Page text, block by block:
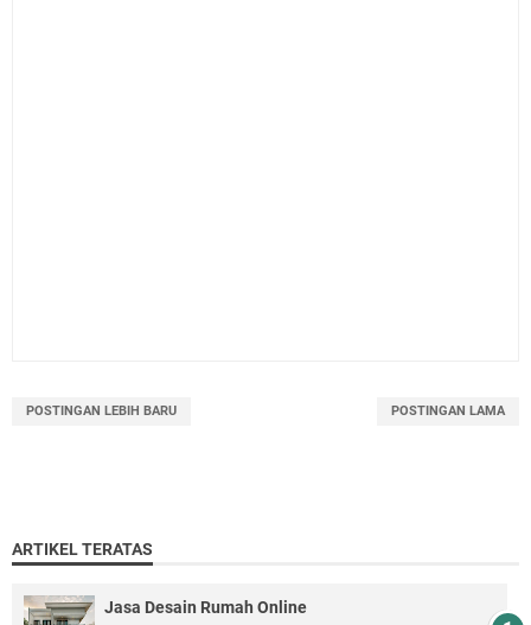
POSTINGAN LEBIH BARU POSTINGAN LAMA
ARTIKEL TERATAS
Jasa Desain Rumah Online